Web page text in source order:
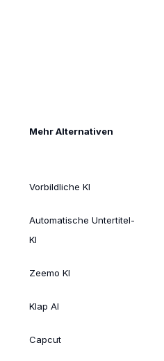
Mehr Alternativen
Vorbildliche KI
Automatische Untertitel-
KI
Zeemo KI
Klap AI
Capcut